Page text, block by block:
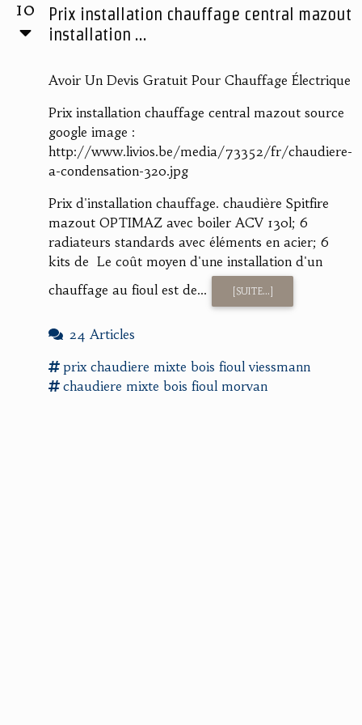
10
Prix installation chauffage central mazout
installation ...
Avoir Un Devis Gratuit Pour Chauffage Électrique
Prix installation chauffage central mazout source
google image :
http://www.livios.be/media/73352/fr/chaudiere-
a-condensation-320.jpg
Prix d'installation chauffage. chaudière Spitfire
mazout OPTIMAZ avec boiler ACV 130l; 6
radiateurs standards avec éléments en acier; 6
kits de Le coût moyen d'une installation d'un
chauffage au fioul est de...
[SUITE...]
24 Articles
prix chaudiere mixte bois fioul viessmann
chaudiere mixte bois fioul morvan